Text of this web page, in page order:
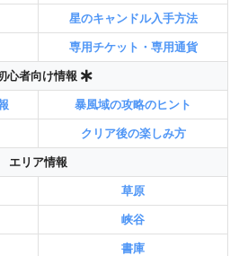
星のキャンドル入手方法
専用チケット・専用通貨
心者向け情報
暴風域の攻略のヒント
クリア後の楽しみ方
エリア情報
草原
峡谷
書庫